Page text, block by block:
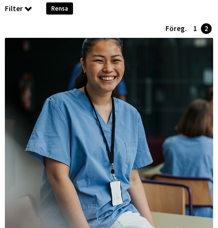
Filter Rensa
Föreg. 1 2